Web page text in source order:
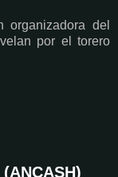
organizadora del
por el torero